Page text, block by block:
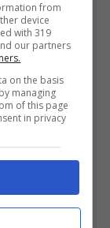
Ma
ha
è il
Moro
from
device
with 319
our partners
on the basis
managing
of this page
in privacy